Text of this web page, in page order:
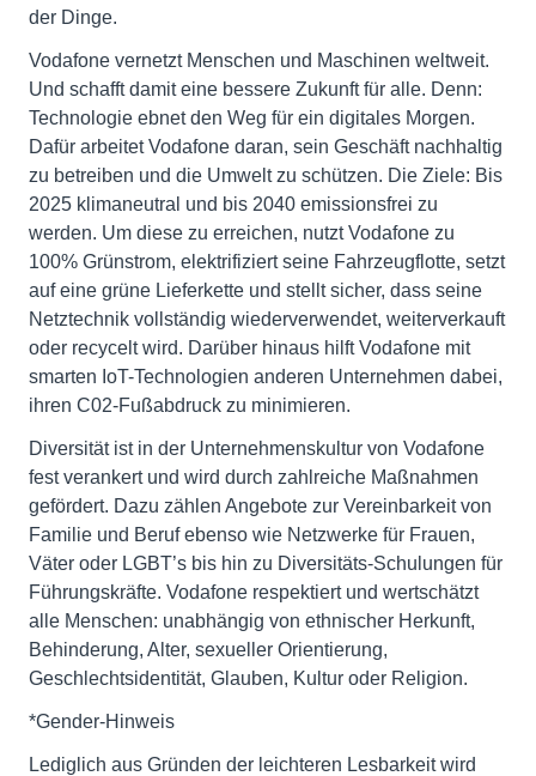
der Dinge.
Vodafone vernetzt Menschen und Maschinen weltweit.
Und schafft damit eine bessere Zukunft für alle. Denn:
Technologie ebnet den Weg für ein digitales Morgen.
Dafür arbeitet Vodafone daran, sein Geschäft nachhaltig
zu betreiben und die Umwelt zu schützen. Die Ziele: Bis
2025 klimaneutral und bis 2040 emissionsfrei zu
werden. Um diese zu erreichen, nutzt Vodafone zu
100% Grünstrom, elektrifiziert seine Fahrzeugflotte, setzt
auf eine grüne Lieferkette und stellt sicher, dass seine
Netztechnik vollständig wiederverwendet, weiterverkauft
oder recycelt wird. Darüber hinaus hilft Vodafone mit
smarten IoT-Technologien anderen Unternehmen dabei,
ihren C02-Fußabdruck zu minimieren.
Diversität ist in der Unternehmenskultur von Vodafone
fest verankert und wird durch zahlreiche Maßnahmen
gefördert. Dazu zählen Angebote zur Vereinbarkeit von
Familie und Beruf ebenso wie Netzwerke für Frauen,
Väter oder LGBT’s bis hin zu Diversitäts-Schulungen für
Führungskräfte. Vodafone respektiert und wertschätzt
alle Menschen: unabhängig von ethnischer Herkunft,
Behinderung, Alter, sexueller Orientierung,
Geschlechtsidentität, Glauben, Kultur oder Religion.
*Gender-Hinweis
Lediglich aus Gründen der leichteren Lesbarkeit wird